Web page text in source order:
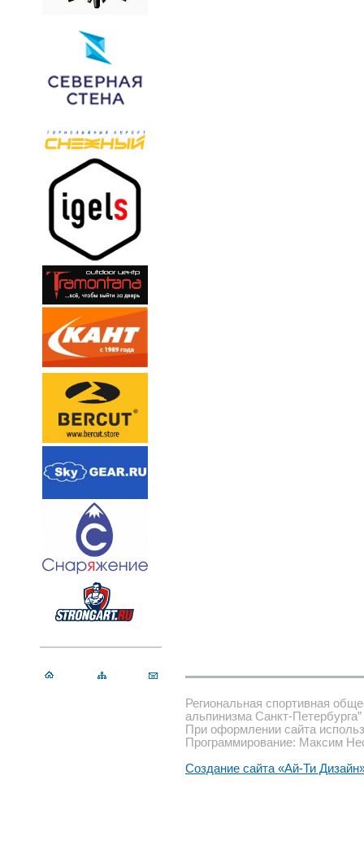
Региональная спортивная
альпинизма Санкт-Петербурга”
При оформлении сайта
Программирование: Максим
Создание сайта «Ай-Ти